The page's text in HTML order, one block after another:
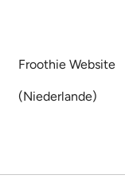
Froothie Website
(Niederlande)